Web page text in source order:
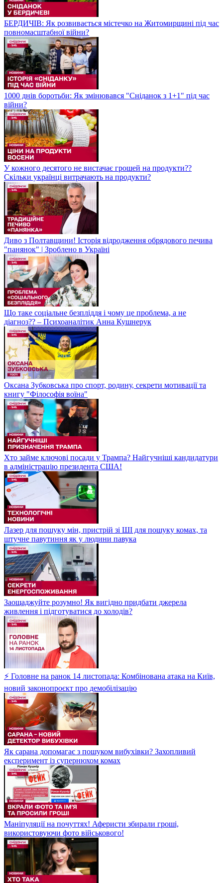
БЕРДИЧІВ: Як розвивається містечко на Житомирщині під час
повномасштабної війни?
1000 днів боротьби: Як змінювався "Сніданок з 1+1" під час
війни?
У кожного десятого не вистачає грошей на продукти??
Скільки українці витрачають на продукти?
Диво з Полтавщини! Історія відродження обрядового печива
"панянок" | Зроблено в Україні
Що таке соціальне безпліддя і чому це проблема, а не
діагноз?? – Психоаналітик Анна Кушнерук
Оксана Зубковська про спорт, родину, секрети мотивації та
книгу "Філософія воїна"
Хто займе ключові посади у Трампа? Найгучніші кандидатури
в адміністрацію президента США!
Лазер для пошуку мін, пристрій зі ШІ для пошуку комах, та
штучне павутиння як у людини павука
Заощаджуйте розумно! Як вигідно придбати джерела
живлення і підготуватися до холодів?
⚡ Головне на ранок 14 листопада: Комбінована атака на Київ,
новий законопроєкт про демобілізацію
Як сарана допомагає з пошуком вибухівки? Захопливий
експеримент із супернюхом комах
Маніпуляції на почуттях! Аферисти збирали гроші,
використовуючи фото військового!